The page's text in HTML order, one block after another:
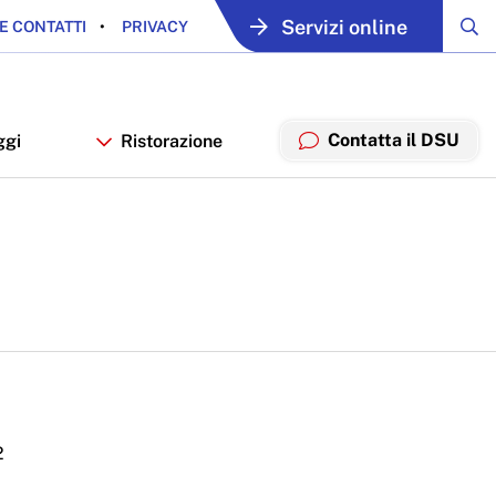
CONTATTI PRIVACY Servizi online
Ristorazione Contatta il DSU